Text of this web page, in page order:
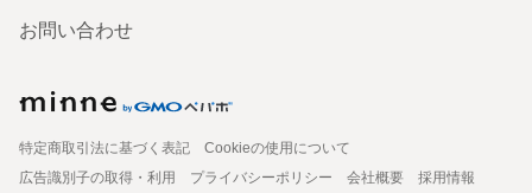
お問い合わせ
特定商取引法に基づく表記
Cookieの使用について
広告識別子の取得・利用
プライバシーポリシー 会社概要
採用情報